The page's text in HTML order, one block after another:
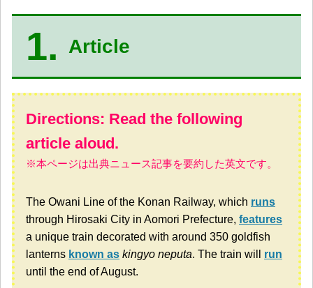
1. Article
Directions: Read the following
article aloud.
※本ページは出典ニュース記事を要約した英文です。
The Owani Line of the Konan Railway, which runs
through Hirosaki City in Aomori Prefecture, features
a unique train decorated with around 350 goldfish
lanterns known as kingyo neputa. The train will run
until the end of August.